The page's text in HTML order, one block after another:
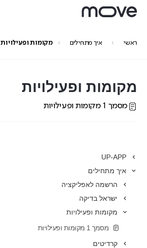
ראשי › איך מתחילים › מקומות ופעילויות
UP-APP
איך מתחילים
הרשמה לאפליקציה
ישראל בדיקה
מקומות ופעילויות
מסמך 1 מקומות ופעילויות
קרדיטים
מקומות ופעילויות
מסמך 1 מקומות ופעילויות